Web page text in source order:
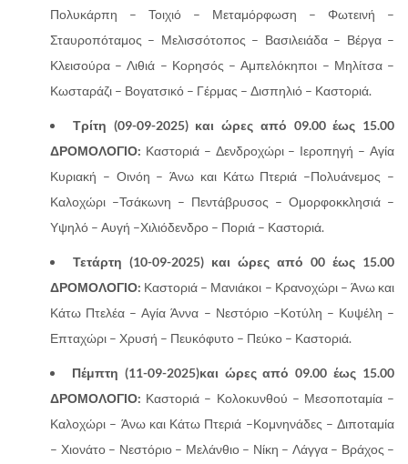
Πολυκάρπη – Τοιχιό – Μεταμόρφωση – Φωτεινή –
Σταυροπόταμος – Μελισσότοπος – Βασιλειάδα – Βέργα –
Κλεισούρα – Λιθιά – Κορησός – Αμπελόκηποι – Μηλίτσα –
Κωσταράζι – Βογατσικό – Γέρμας – Δισπηλιό – Καστοριά.
Τρίτη (09-09-2025) και ώρες από 09.00 έως 15.00
ΔΡΟΜΟΛΟΓΙΟ: Καστοριά – Δενδροχώρι – Ιεροπηγή – Αγία
Κυριακή – Οινόη – Άνω και Κάτω Πτεριά –Πολυάνεμος –
Καλοχώρι –Τσάκωνη – Πεντάβρυσος – Ομορφοκκλησιά –
Υψηλό – Αυγή –Χιλιόδενδρο – Ποριά – Καστοριά.
Τετάρτη (10-09-2025) και ώρες από 00 έως 15.00
ΔΡΟΜΟΛΟΓΙΟ: Καστοριά – Μανιάκοι – Κρανοχώρι – Άνω και
Κάτω Πτελέα – Αγία Άννα – Νεστόριο –Κοτύλη – Κυψέλη –
Επταχώρι – Χρυσή – Πευκόφυτο – Πεύκο – Καστοριά.
Πέμπτη (11-09-2025)και ώρες από 09.00 έως 15.00
ΔΡΟΜΟΛΟΓΙΟ: Καστοριά – Κολοκυνθού – Μεσοποταμία –
Καλοχώρι – Άνω και Κάτω Πτεριά –Κομνηνάδες – Διποταμία
– Χιονάτο – Νεστόριο – Μελάνθιο – Νίκη – Λάγγα – Βράχος –